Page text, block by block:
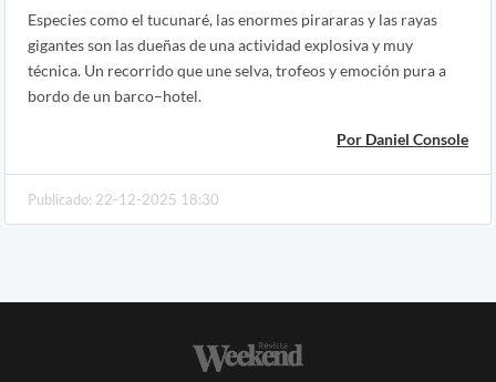
Especies como el tucunaré, las enormes pirararas y las rayas
gigantes son las dueñas de una actividad explosiva y muy
técnica. Un recorrido que une selva, trofeos y emoción pura a
bordo de un barco–hotel.
Por Daniel Console
Publicado: 22-12-2025 18:30